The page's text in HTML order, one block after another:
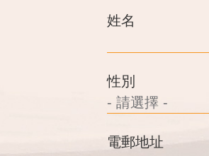
姓名
性別
電郵地址